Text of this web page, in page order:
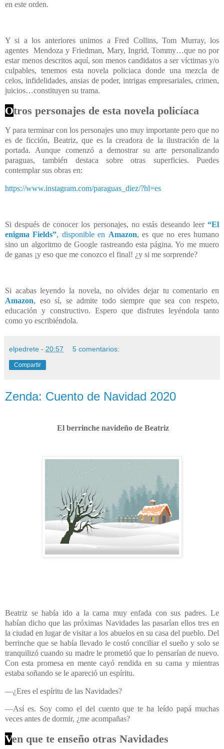
en este orden.
Y si a los anteriores unimos a Fred Collins, Tom Murray, los
agentes
Mendoza y Friedman, Mary, Ingrid, Tommy…que no por
estar menos descritos aquí, son menos candidatos a ser víctimas y/o
culpables, tenemos esta novela policiaca donde una mezcla de
celos, infidelidades, ansias de poder, intrigas empresariales, crimen,
juicios…constituyen su trama.
Otros personajes de esta novela policíaca
Y para terminar con los personajes uno muy importante pero que no
es de ficción, Beatriz, que es la creadora de la ilustración de la
portada. Aunque comenzó a demostrar su arte personalizando
paraguas, también destaca sobre otras superficies. Puedes
contemplar sus obras en:
https://www.instagram.com/paraguas_diez/?hl=es
Si después de conocer los personajes, no estás deseando leer “El
enigma Fields”, disponible en Amazon, es que no eres humano
sino un algoritmo de Google rastreando esta página. Yo me muero
de ganas ¡y eso que me conozco el final! ¿y si me sorprende?
Si acabas leyendo la novela, no olvides dejar tu comentario en
Amazon, eso sí, se admite todo siempre que sea con respeto,
educación y constructivo. Espero que disfrutes leyéndola tanto
como yo escribiéndola.
elpedrete - 20:57 5 comentarios:
Compartir
Zenda: Cuento de Navidad 2020
El berrinche navideño de Beatriz
Beatriz se había ido a la cama muy enfada con sus padres. Le
habían dicho que las próximas Navidades las pasarían ellos tres en
la ciudad en lugar de visitar a los abuelos en su casa del pueblo. Del
berrinche que se había llevado le costó conciliar el sueño y solo se
tranquilizó cuando su madre le prometió que lo pensarían de nuevo.
Con esta promesa en mente cayó rendida en su cama y mientras
estaba soñando se le apareció un espíritu.
—¿Eres el espíritu de las Navidades?
—Así es. Soy como el del cuento que te ha leído papá muchas
veces antes de dormir, ¿me acompañas?
Ven que te enseño otras Navidades